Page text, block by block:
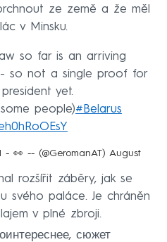
ze země a že měl
v Minsku.
so far is an arriving
so not a single proof for
yet.
people)#Belarus
👀 -- (@GeromanAT) August
rozšířit záběry, jak se
svého paláce. Je chráněn
v plné zbroji.
сюжет